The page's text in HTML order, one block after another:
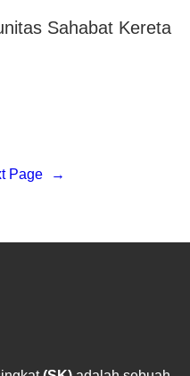
Sahabat Kereta
Page →